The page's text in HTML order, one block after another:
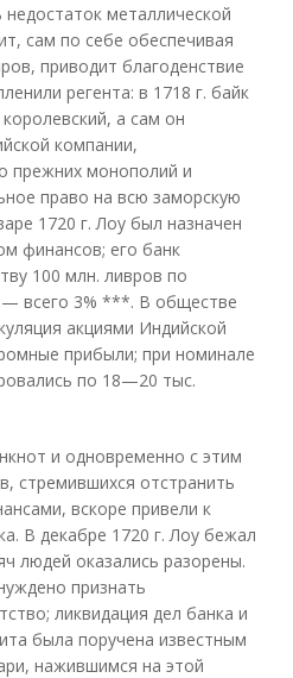
металлической
сам по себе обеспечивая
приводит благоденствие
регента: в 1718 г. байк
а сам он
компании,
прежних монополий и
право на всю заморскую
1720 г. Лоу был назначен
финансов; его банк
100 млн. ливров по
— всего 3% ***. В обществе
акциями Индийской
прибыли; при номинале
по 18—20 тыс.
и одновременно с этим
стремившихся отстранить
вскоре привели к
В декабре 1720 г. Лоу бежал
людей оказались разорены.
признать
ликвидация дел банка и
была поручена известным
нажившимся на этой